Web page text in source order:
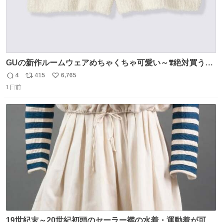
GUの新作ルームウェアめちゃくちゃ可愛い～❣️絶対買うぞ
🪿🤍 9月下旬発売🪄
返
信
4
リ
ト
数
415
い
数
6,765
1日前